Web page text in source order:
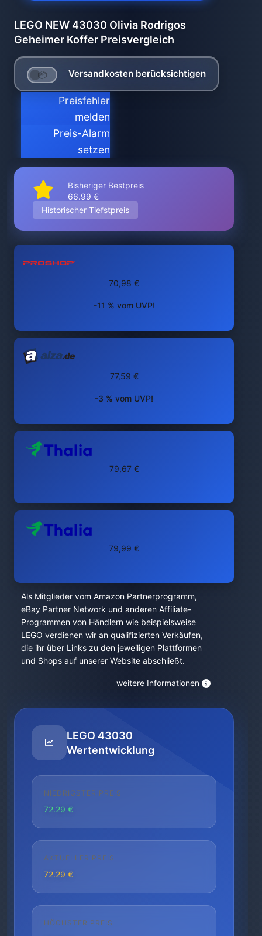
LEGO NEW 43030 Olivia Rodrigos
Geheimer Koffer Preisvergleich
Versandkosten berücksichtigen
Preisfehler
melden
Preis-Alarm
setzen
Bisheriger Bestpreis
66.99 €
Historischer Tiefstpreis
70,98 €
-11 % vom UVP!
77,59 €
-3 % vom UVP!
79,67 €
79,99 €
Als Mitglieder vom Amazon Partnerprogramm,
eBay Partner Network und anderen Affiliate-
Programmen von Händlern wie beispielsweise
LEGO verdienen wir an qualifizierten Verkäufen,
die ihr über Links zu den jeweiligen Plattformen
und Shops auf unserer Website abschließt.
weitere Informationen
LEGO 43030
Wertentwicklung
NIEDRIGSTER PREIS
72.29 €
AKTUELLER PREIS
72.29 €
HÖCHSTER PREIS